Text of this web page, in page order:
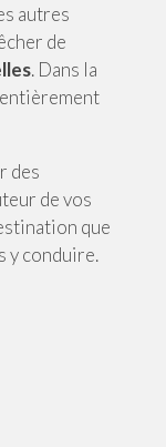
autres
de
. Dans la
des
de vos
que
y conduire.